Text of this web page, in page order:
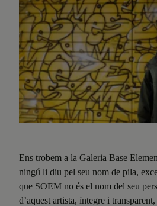
Ens trobem a la Galeria Base
ningú li diu pel seu nom de pila,
que SOEM no és el nom del seu
d’aquest artista, íntegre i